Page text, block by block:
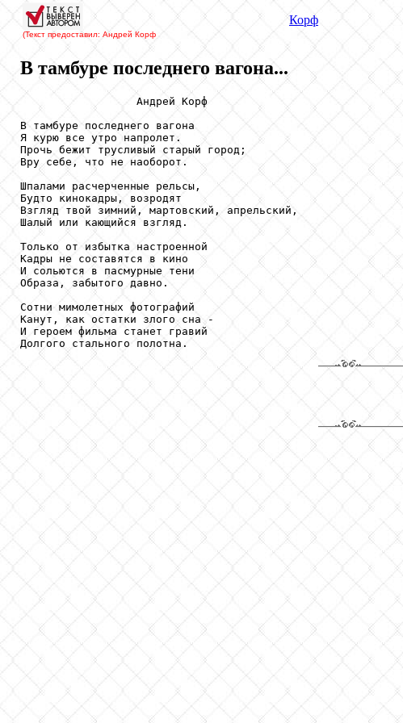
(Текст предоставил: Андрей Корф
Корф
В тамбуре последнего вагона...
                  Андрей Корф
В тамбуре последнего вагона
Я курю все утро напролет.
Прочь бежит трусливый старый город;
Вру себе, что не наоборот.
Шпалами расчерченные рельсы,
Будто кинокадры, возродят
Взгляд твой зимний, мартовский, апрельский,
Шалый или кающийся взгляд.
Только от избытка настроенной
Кадры не составятся в кино
И сольются в пасмурные тени
Образа, забытого давно.
Сотни мимолетных фотографий
Канут, как остатки злого сна -
И героем фильма станет гравий
Долгого стального полотна.